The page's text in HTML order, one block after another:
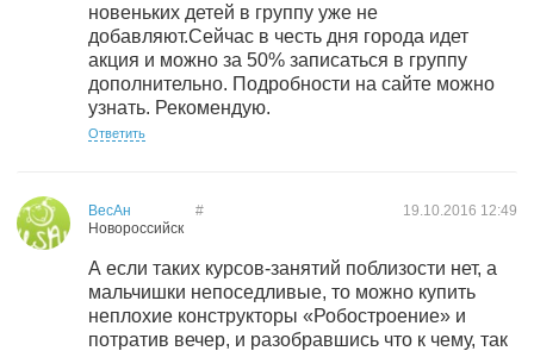
новеньких детей в группу уже не
добавляют.Сейчас в честь дня города идет
акция и можно за 50% записаться в группу
дополнительно. Подробности на сайте можно
узнать. Рекомендую.
Ответить
ВесАн
Новороссийск
19.10.2016 12:49
#
А если таких курсов-занятий поблизости нет, а
мальчишки непоседливые, то можно купить
неплохие конструкторы «Робостроение» и
потратив вечер, и разобравшись что к чему, так